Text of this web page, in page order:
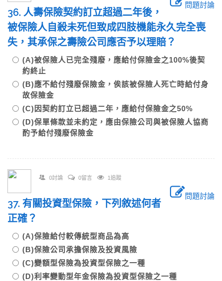
問題討論
36. 人壽保險契約訂立超過二年後，
被保險人自殺未死但致成四肢機能永久完全喪
失，其承保之壽險公司應否予以理賠？
(A)被保險人已完全殘廢，應給付保險金之100%後契
約終止
(B)應不給付殘廢保險金，俟該被保險人死亡時給付身
故保險金
(C)因契約訂立已超過二年，應給付保險金之50%
(D)保單條款並未約定，應由保險公司與被保險人協商
酌予給付殘廢保險金
0討論 0留言 1追蹤
問題討論
37. 有關投資型保險，下列敘述何者
正確？
(A)保險給付較傳統型商品為高
(B)保險公司承擔保險及投資風險
(C)變額型保險為投資型保險之一種
(D)利率變動型年金保險為投資型保險之一種